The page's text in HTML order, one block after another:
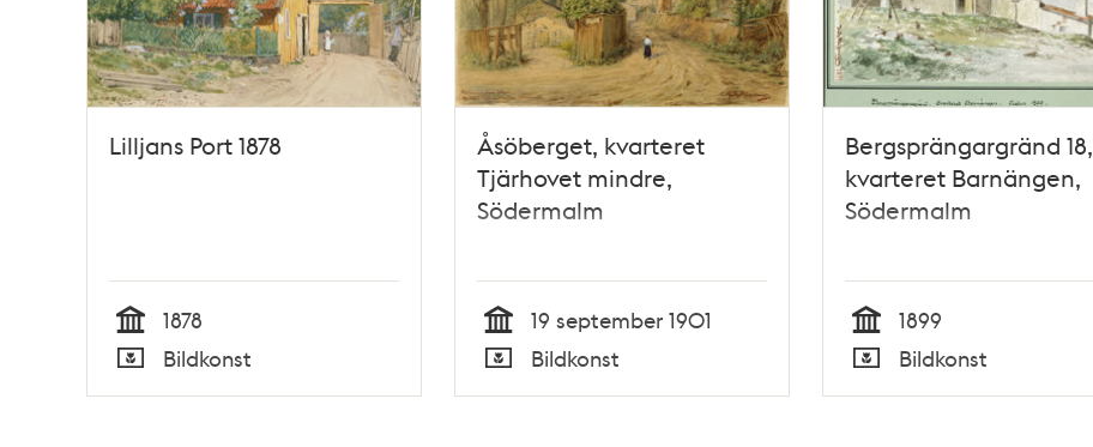
Lilljans Port 1878
Tid
1878
Typ
Bildkonst
Åsöberget, kvarteret
Tjärhovet mindre,
Södermalm
Tid
19 september 1901
Typ
Bildkonst
Bergsprängargränd 18,
kvarteret Barnängen,
Södermalm
Tid
1899
Typ
Bildkonst